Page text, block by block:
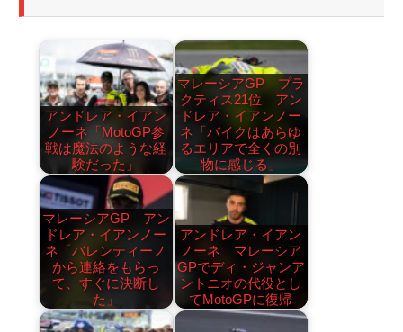
アンドレア・イアン
ノーネ「MotoGP参
戦は魔法のような経
験だった」
マレーシアGP プラ
クティス21位 アン
ドレア・イアンノー
ネ「バイクはあらゆ
るエリアで全くの別
物に感じる」
マレーシアGP アン
ドレア・イアンノー
ネ「バレンティーノ
から連絡をもらっ
て、すぐに決断し
た」
アンドレア・イアン
ノーネ マレーシア
GPでディ・ジャンア
ントニオの代役とし
てMotoGPに復帰